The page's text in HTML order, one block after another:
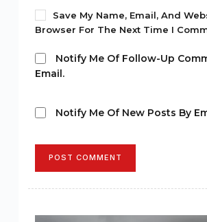
Save My Name, Email, And
Browser For The Next Time I
Notify Me Of Follow-Up
Email.
Notify Me Of New Posts By
POST COMMENT